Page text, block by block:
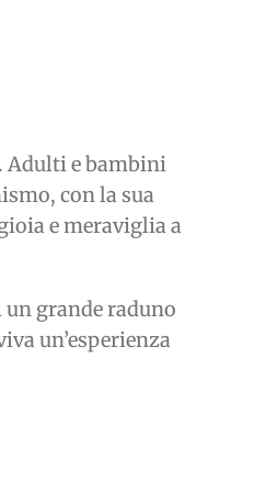
Adulti e bambini
con la sua
e meraviglia a
grande raduno
un’esperienza